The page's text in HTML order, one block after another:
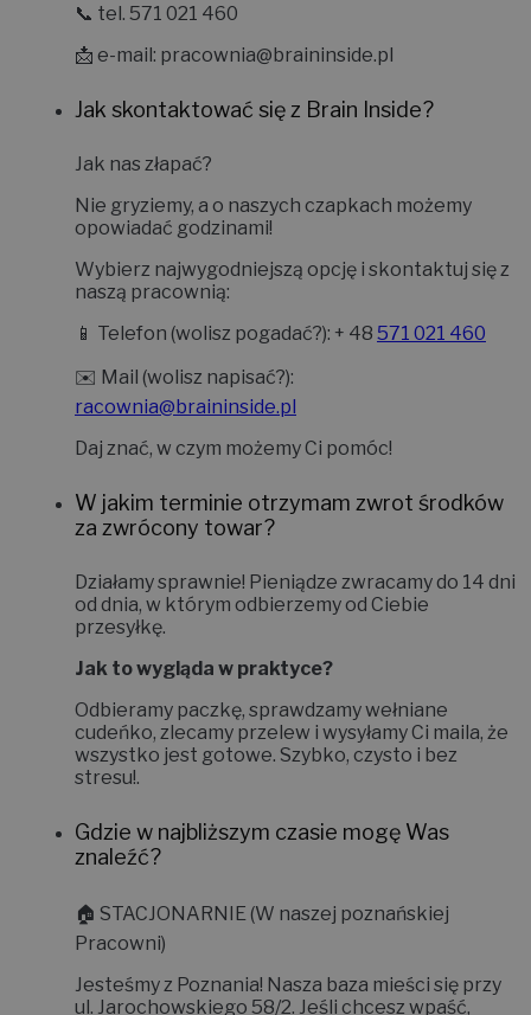
📞 tel. 571 021 460
📩 e-mail: pracownia@braininside.pl
Jak skontaktować się z Brain Inside?
Jak nas złapać?
Nie gryziemy, a o naszych czapkach możemy
opowiadać godzinami!
Wybierz najwygodniejszą opcję i skontaktuj się z
naszą pracownią:
📱 Telefon (wolisz pogadać?): + 48 571 021 460
✉️ Mail (wolisz napisać?):
racownia@braininside.pl
Daj znać, w czym możemy Ci pomóc!
W jakim terminie otrzymam zwrot środków
za zwrócony towar?
Działamy sprawnie! Pieniądze zwracamy do 14 dni
od dnia, w którym odbierzemy od Ciebie
przesyłkę.
Jak to wygląda w praktyce?
Odbieramy paczkę, sprawdzamy wełniane
cudeńko, zlecamy przelew i wysyłamy Ci maila, że
wszystko jest gotowe. Szybko, czysto i bez
stresu!.
Gdzie w najbliższym czasie mogę Was
znaleźć?
🏠 STACJONARNIE (W naszej poznańskiej
Pracowni)
Jesteśmy z Poznania! Nasza baza mieści się przy
ul. Jarochowskiego 58/2. Jeśli chcesz wpaść,